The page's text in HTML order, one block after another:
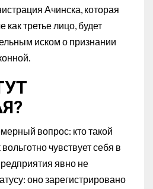
Ачинска, которая
как третье лицо, будет
иском о признании
вопрос: кто такой
чувствует себя в
явно не
оно зарегистрировано